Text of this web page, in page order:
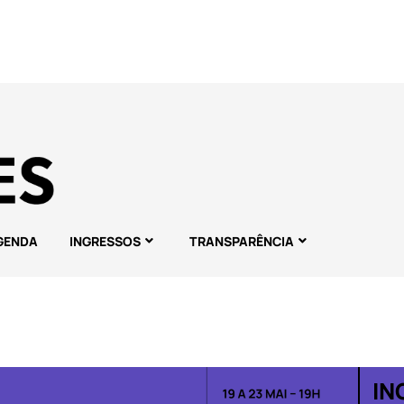
INGRESSOS TRANSPARÊNCIA